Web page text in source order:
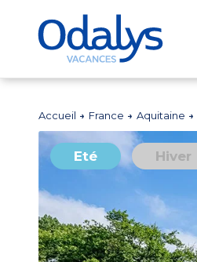
Accueil France Aquitaine
Eté Hiver